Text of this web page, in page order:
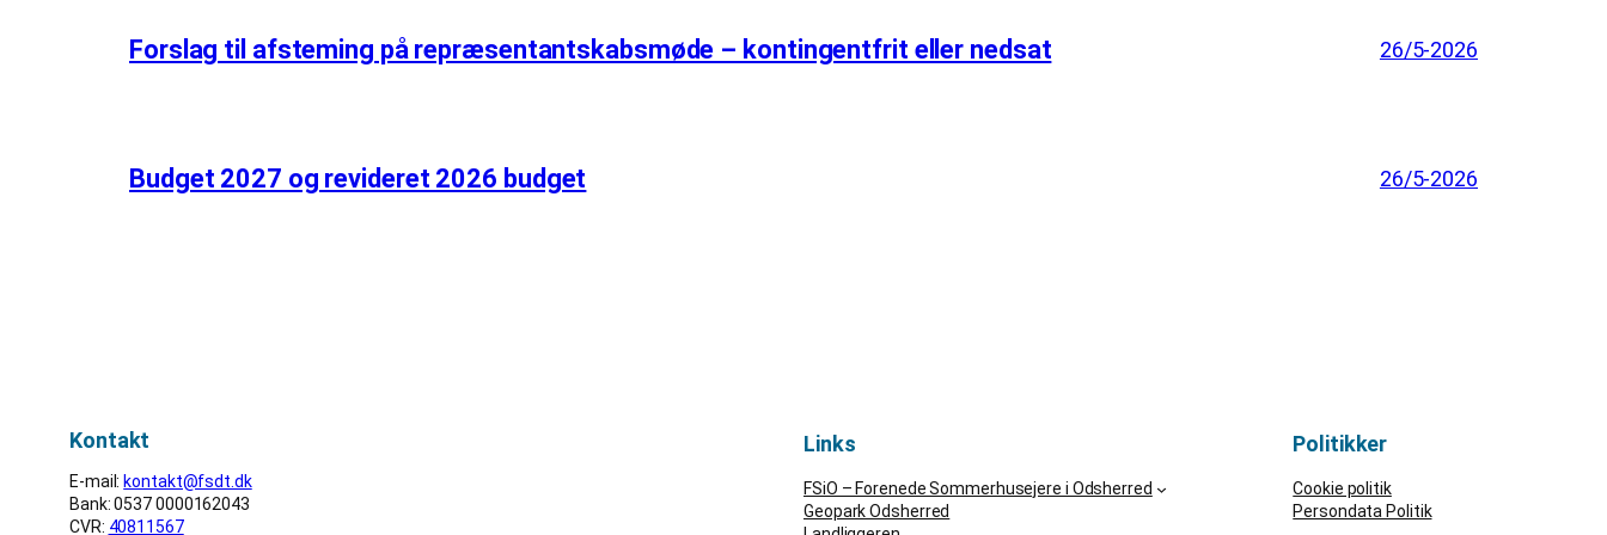
Forslag til afsteming på repræsentantskabsmøde – kontingentfrit eller nedsat 26/5-2026
Budget 2027 og revideret 2026 budget 26/5-2026
Kontakt
E-mail: kontakt@fsdt.dk
Bank: 0537 0000162043
CVR: 40811567
Links
FSiO – Forenede Sommerhusejere i Odsherred
Geopark Odsherred
Politikker
Cookie politik
Persondata Politik